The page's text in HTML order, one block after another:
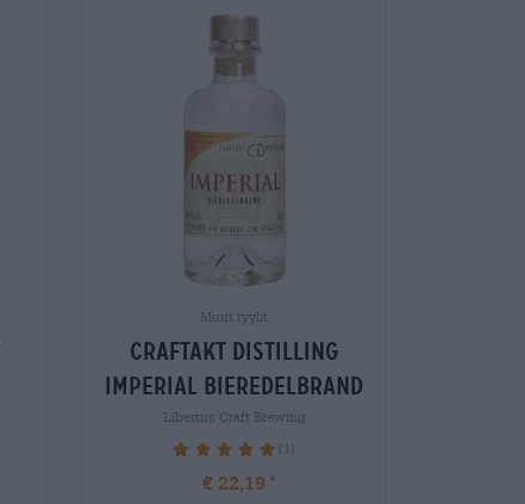
Muut tyylit
craftakt distilling
imperial bieredelbrand
Libertus Craft Brewing
100% (1)
€ 22,19